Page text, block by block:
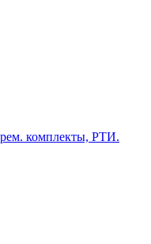
комплекты, РТИ.